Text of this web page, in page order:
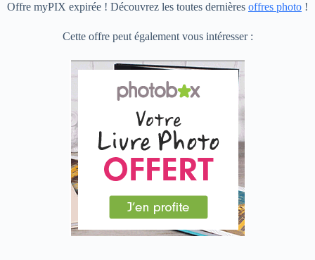
Offre myPIX expirée ! Découvrez les toutes dernières offres photo !
Cette offre peut également vous intéresser :